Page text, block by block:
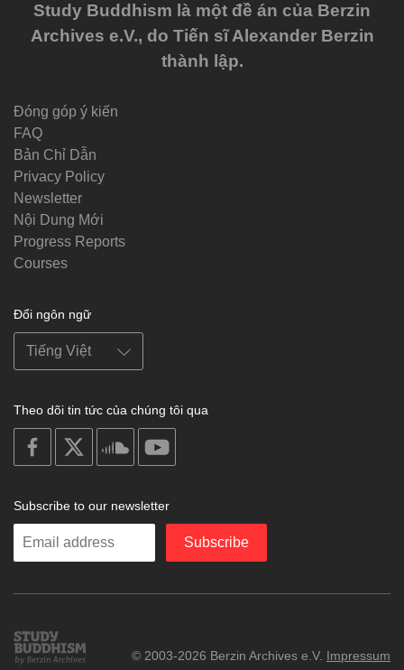
Study Buddhism là một đề án của Berzin
Archives e.V., do Tiến sĩ Alexander Berzin
thành lập.
Đóng góp ý kiến
FAQ
Bản Chỉ Dẫn
Privacy Policy
Newsletter
Nội Dung Mới
Progress Reports
Courses
Đổi ngôn ngữ
Theo dõi tin tức của chúng tôi qua
on
facebook
soundcloud
Subscribe to our newsletter
Enter
Subscribe
Study
Buddhism
© 2003-2026 Berzin Archives e.V. Impressum